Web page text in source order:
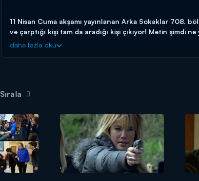
11 Nisan Cuma akşamı yayınlanan Arka Sokaklar 708.
ve çarptığı kişi tam da aradığı kişi çıkıyor! Metin şimdi
daha fazla oku
Sırala